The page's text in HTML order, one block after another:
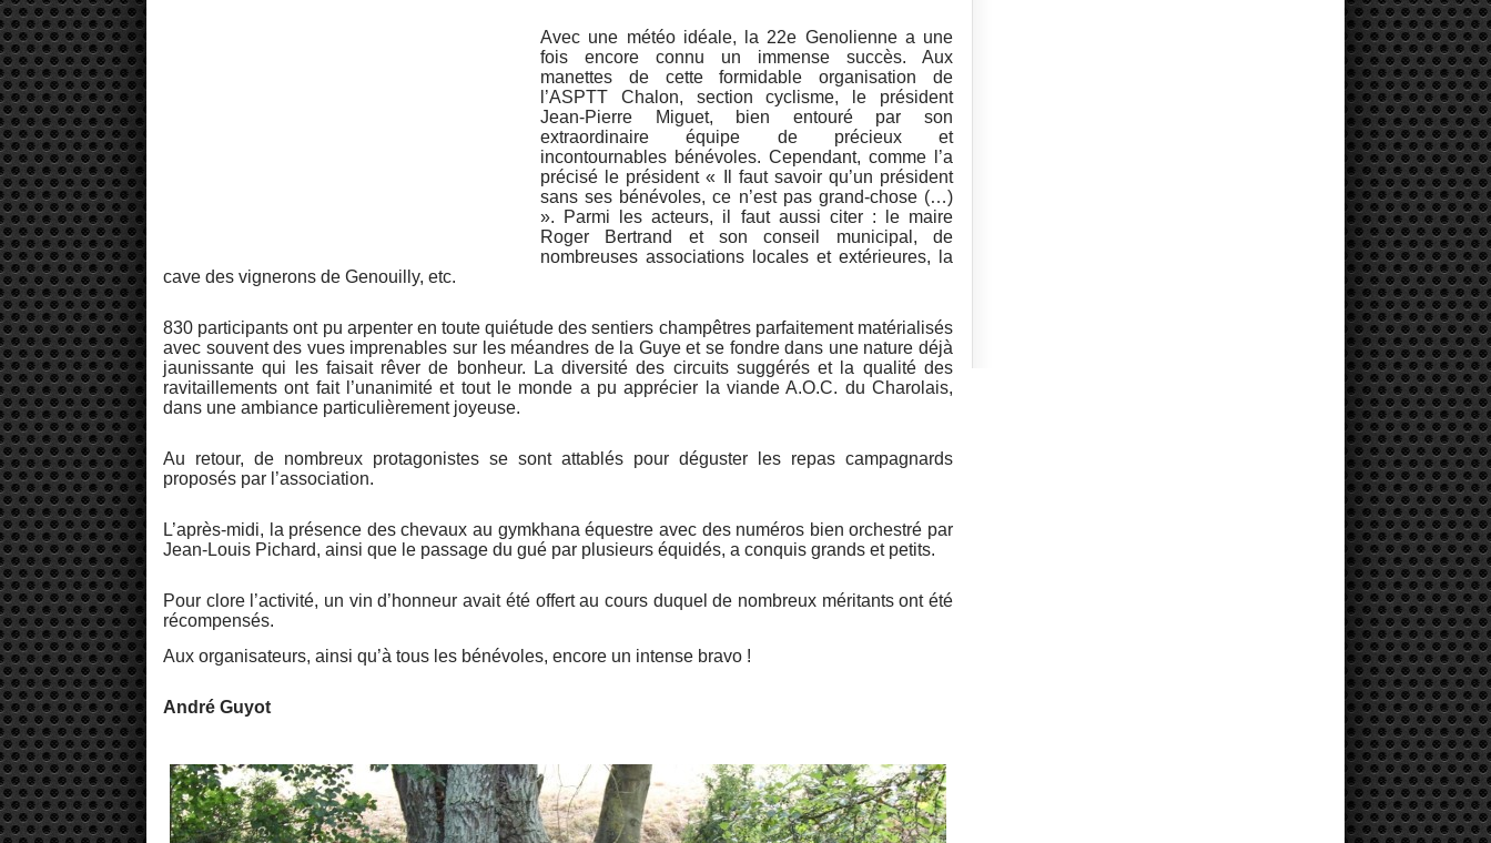
Avec une météo idéale, la 22e Genolienne a une
fois encore connu un immense succès. Aux
manettes de cette formidable organisation de
l’ASPTT Chalon, section cyclisme, le président
Jean-Pierre Miguet, bien entouré par son
extraordinaire équipe de précieux et
incontournables bénévoles. Cependant, comme l’a
précisé le président « Il faut savoir qu’un président
sans ses bénévoles, ce n’est pas grand-chose (…)
». Parmi les acteurs, il faut aussi citer : le maire
Roger Bertrand et son conseil municipal, de
nombreuses associations locales et extérieures, la
cave des vignerons de Genouilly, etc.
830 participants ont pu arpenter en toute quiétude des sentiers champêtres parfaitement matérialisés
avec souvent des vues imprenables sur les méandres de la Guye et se fondre dans une nature déjà
jaunissante qui les faisait rêver de bonheur. La diversité des circuits suggérés et la qualité des
ravitaillements ont fait l’unanimité et tout le monde a pu apprécier la viande A.O.C. du Charolais,
dans une ambiance particulièrement joyeuse.
Au retour, de nombreux protagonistes se sont attablés pour déguster les repas campagnards
proposés par l’association.
L’après-midi, la présence des chevaux au gymkhana équestre avec des numéros bien orchestré par
Jean-Louis Pichard, ainsi que le passage du gué par plusieurs équidés, a conquis grands et petits.
Pour clore l’activité, un vin d’honneur avait été offert au cours duquel de nombreux méritants ont été
récompensés.
Aux organisateurs, ainsi qu’à tous les bénévoles, encore un intense bravo !
André Guyot